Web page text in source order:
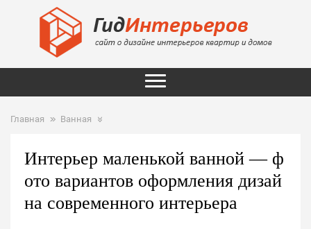
Главная Ванная
Интерьер маленькой ванной — ф
ото вариантов оформления дизай
на современного интерьера